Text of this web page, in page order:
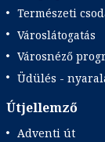
Természeti
Városlátogatás
Városnéző
Üdülés -
Útjellemző
Adventi út